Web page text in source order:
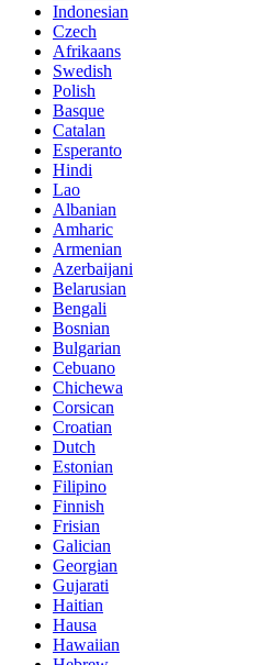
Indonesian
Czech
Afrikaans
Swedish
Polish
Basque
Catalan
Esperanto
Hindi
Lao
Albanian
Amharic
Armenian
Azerbaijani
Belarusian
Bengali
Bosnian
Bulgarian
Cebuano
Chichewa
Corsican
Croatian
Dutch
Estonian
Filipino
Finnish
Frisian
Galician
Georgian
Gujarati
Haitian
Hausa
Hawaiian